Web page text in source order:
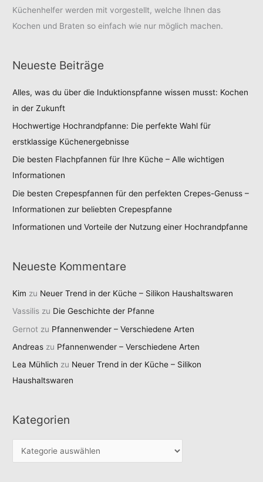
Küchenhelfer werden mit vorgestellt, welche Ihnen das
Kochen und Braten so einfach wie nur möglich machen.
Neueste Beiträge
Alles, was du über die Induktionspfanne wissen musst: Kochen
in der Zukunft
Hochwertige Hochrandpfanne: Die perfekte Wahl für
erstklassige Küchenergebnisse
Die besten Flachpfannen für Ihre Küche – Alle wichtigen
Informationen
Die besten Crepespfannen für den perfekten Crepes-Genuss –
Informationen zur beliebten Crepespfanne
Informationen und Vorteile der Nutzung einer Hochrandpfanne
Neueste Kommentare
Kim zu Neuer Trend in der Küche – Silikon Haushaltswaren
Vassilis zu Die Geschichte der Pfanne
Gernot zu Pfannenwender – Verschiedene Arten
Andreas zu Pfannenwender – Verschiedene Arten
Lea Mühlich zu Neuer Trend in der Küche – Silikon
Haushaltswaren
Kategorien
a